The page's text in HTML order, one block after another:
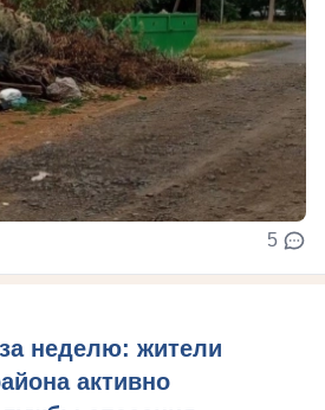
5
неделю: жители
активно